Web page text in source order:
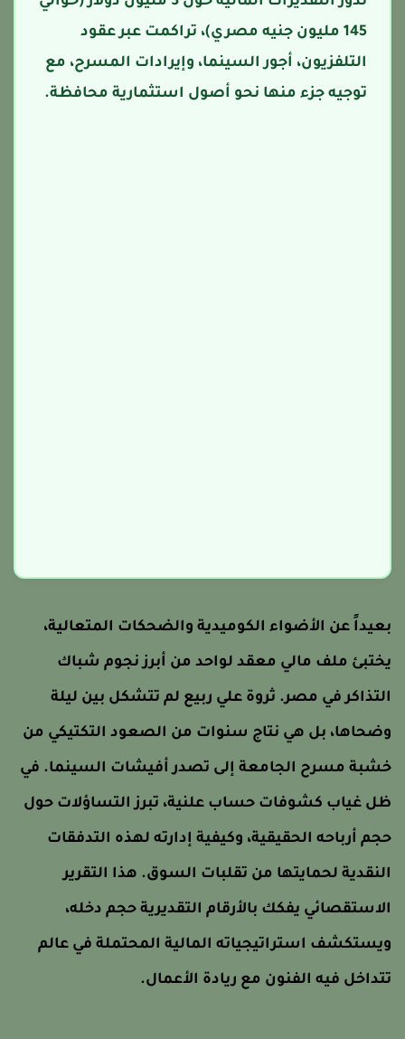
145 مليون جنيه مصري)، تراكمت عبر عقود
التلفزيون، أجور السينما، وإيرادات المسرح، مع
توجيه جزء منها نحو أصول استثمارية محافظة.
عن الأضواء الكوميدية والضحكات المتعالية،
ملف مالي معقد لواحد من أبرز نجوم شباك
في مصر. ثروة علي ربيع لم تتشكل بين ليلة
بل هي نتاج سنوات من الصعود التكتيكي من
مسرح الجامعة إلى تصدر أفيشات السينما. في
غياب كشوفات حساب علنية، تبرز التساؤلات حول
أرباحه الحقيقية، وكيفية إدارته لهذه التدفقات
لحمايتها من تقلبات السوق. هذا التقرير
يفكك بالأرقام التقديرية حجم دخله،
استراتيجياته المالية المحتملة في عالم
فيه الفنون مع ريادة الأعمال.